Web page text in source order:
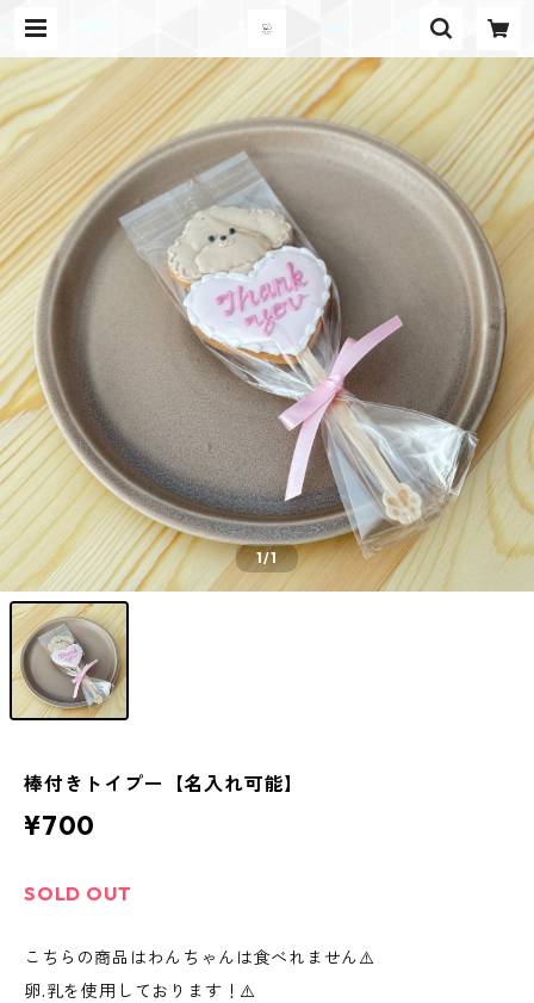
1/1
棒付きトイプー【名入れ可能】
¥700
SOLD OUT
こちらの商品はわんちゃんは食べれません⚠️
卵.乳を使用しております！⚠️